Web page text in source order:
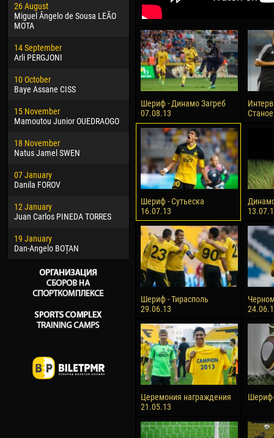
26 August
Miguel Ângelo de Sousa LEÃO
MOTA
14 September
Arli PERGJONI
10 October
Baye Assane CISS
15 November
Mamoutou Junior OUEDRAOGO
18 November
Natus Jamel SWEN
07 January
Danila FOROV
12 January
Juan Carlos PINEDA TORRES
19 January
Dan-Angelo BOȚAN
30 January
Dhoraso Moreo KLAS
24 February
Vladislav COSTIN
02 March
Veaceslav COZMA
09 March
Emmanuel AFETSE
20 March
Jayder Moreno ASPRILLA
22 March
Samba KONÉ
26 March
Vitor Hugo Morais de OLIVEIRA
28 March
Raí LOPES DE OLIVEIRA
04
13
24
15
28
15
Ivan
Шериф - Динамо Загреб
07.08.13
Шериф - Сутьеска
16.07.13
Шериф - Тирасполь
29.06.13
Церемония награждения
21.05.13